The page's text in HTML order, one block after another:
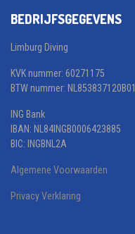
BEDRIJFSGEGEVENS
Limburg Diving
KVK nummer: 60271175
BTW nummer: NL853837120B01
ING Bank
IBAN: NL84INGB0006423885
BIC: INGBNL2A
Algemene Voorwaarden
Privacy Verklaring